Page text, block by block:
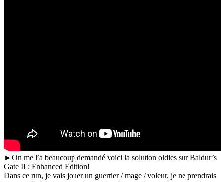
►On me l’a beaucoup demandé voici la solution oldies sur Baldur’s
Gate II : Enhanced Edition!
Dans ce run, je vais jouer un guerrier / mage / voleur, je ne prendrais